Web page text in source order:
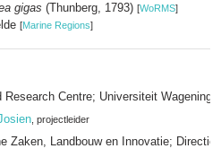
gigas (Thunberg, 1793) [WoRMS]
[Marine Regions]
Centre; Universiteit
, projectleider
Zaken, Landbouw en Innovatie; Directie